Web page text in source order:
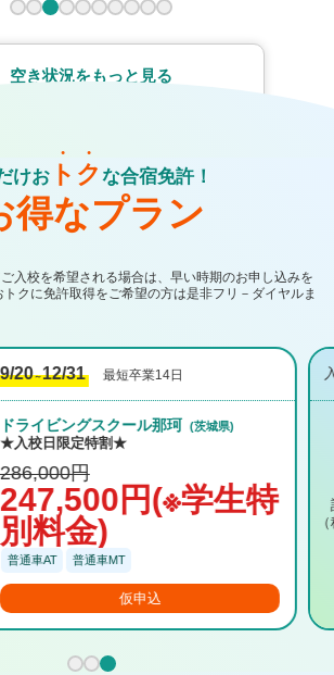
空き状況をもっと見る
けお ト ク な合宿免許！
得なプラン
入校を希望される場合は、早い時期のお申し込みを
クに免許取得をご希望の方は是非フリ－ダイヤルま
20～12/31 最短卒業14日
ライビングスクール那珂 (茨城県)
入校日限定特割★
普通車AT 普通車MT
円
247,500円(※学生特
別料金)
仮申込